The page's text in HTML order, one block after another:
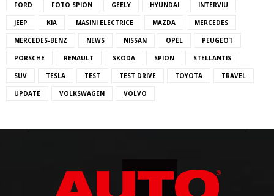
FORD FOTO SPION GEELY HYUNDAI INTERVIU
JEEP KIA MASINI ELECTRICE MAZDA MERCEDES
MERCEDES-BENZ NEWS NISSAN OPEL PEUGEOT
PORSCHE RENAULT SKODA SPION STELLANTIS
SUV TESLA TEST TEST DRIVE TOYOTA TRAVEL
UPDATE VOLKSWAGEN VOLVO